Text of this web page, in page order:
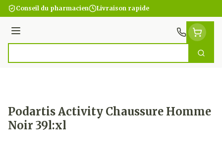
Aller au contenu
Conseil du pharmacien Livraison rapide
Menu
Podartis Activity Chaussure Homme
Noir 39l:xl